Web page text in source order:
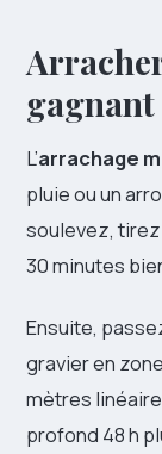
L’arrachage
pluie ou un
soulevez,
30 minutes
Ensuite,
gravier en
mètres
profond 48 h